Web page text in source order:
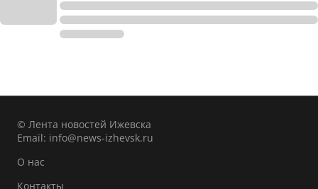
© Лента новостей Ижевска
Email: info@news-izhevsk.ru
О нас
Контакты